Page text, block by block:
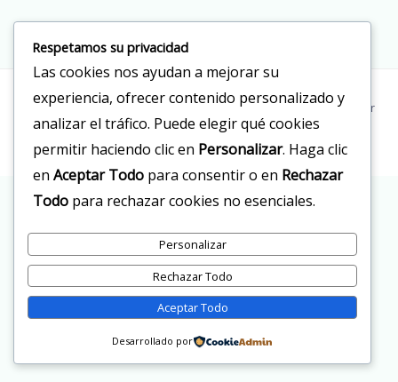
Copyright © 2026 Clinica Doctor Reyes | Powered by Clinica Doctor
Reyes
Respetamos su privacidad
Las cookies nos ayudan a mejorar su
experiencia, ofrecer contenido personalizado y
analizar el tráfico. Puede elegir qué cookies
permitir haciendo clic en Personalizar. Haga clic
en Aceptar Todo para consentir o en Rechazar
Todo para rechazar cookies no esenciales.
Personalizar
Rechazar Todo
Aceptar Todo
Desarrollado por